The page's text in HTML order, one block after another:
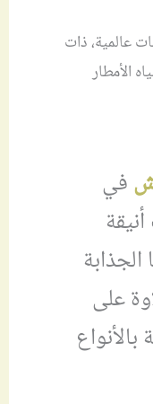
عالمية، ذات
الأمطار
في
الجذابة
على